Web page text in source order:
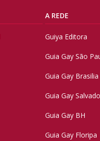
A REDE
Guiya Editora
Guia Gay São
Guia Gay Brasilia
Guia Gay
Guia Gay BH
Guia Gay Floripa